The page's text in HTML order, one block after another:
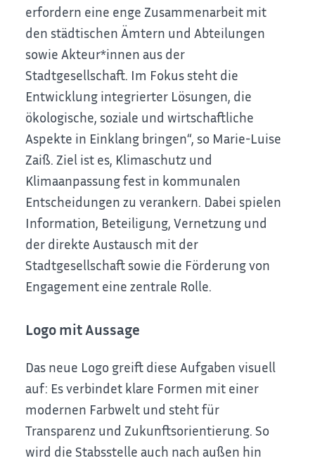
erfordern eine enge Zusammenarbeit mit
den städtischen Ämtern und Abteilungen
sowie Akteur*innen aus der
Stadtgesellschaft. Im Fokus steht die
Entwicklung integrierter Lösungen, die
ökologische, soziale und wirtschaftliche
Aspekte in Einklang bringen“, so Marie-Luise
Zaiß. Ziel ist es, Klimaschutz und
Klimaanpassung fest in kommunalen
Entscheidungen zu verankern. Dabei spielen
Information, Beteiligung, Vernetzung und
der direkte Austausch mit der
Stadtgesellschaft sowie die Förderung von
Engagement eine zentrale Rolle.
Logo mit Aussage
Das neue Logo greift diese Aufgaben visuell
auf: Es verbindet klare Formen mit einer
modernen Farbwelt und steht für
Transparenz und Zukunftsorientierung. So
wird die Stabsstelle auch nach außen hin